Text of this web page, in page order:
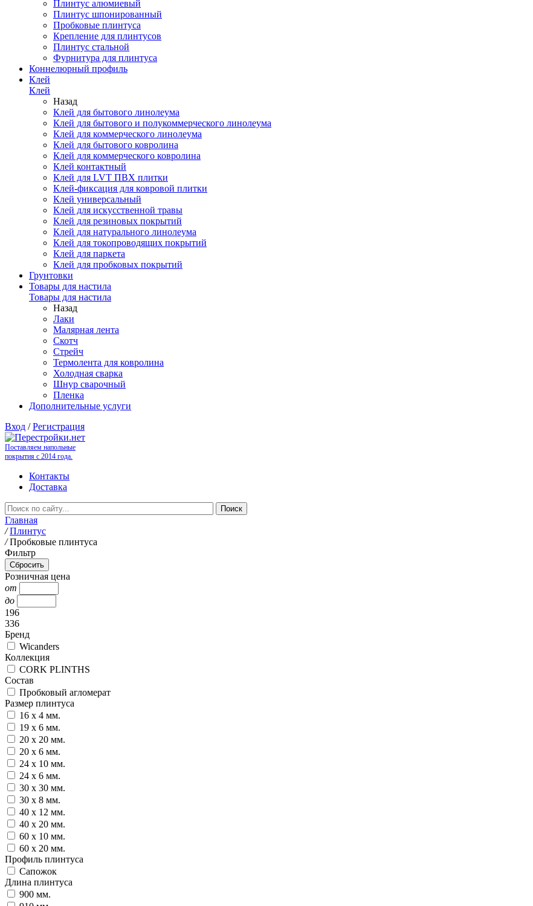
Плинтус алюмиевый
Плинтус шпонированный
Пробковые плинтуса
Крепление для плинтусов
Плинтус стальной
Фурнитура для плинтуса
Коннелюрный профиль
Клей
Клей
Назад
Клей для бытового линолеума
Клей для бытового и полукоммерческого линолеума
Клей для коммерческого линолеума
Клей для бытового ковролина
Клей для коммерческого ковролина
Клей контактный
Клей для LVT ПВХ плитки
Клей-фиксация для ковровой плитки
Клей универсальный
Клей для искусственной травы
Клей для резиновых покрытий
Клей для натурального линолеума
Клей для токопроводящих покрытий
Клей для паркета
Клей для пробковых покрытий
Грунтовки
Товары для настила
Товары для настила
Назад
Лаки
Малярная лента
Скотч
Стрейч
Термолента для ковролина
Холодная сварка
Шнур сварочный
Пленка
Дополнительные услуги
Вход /Регистрация
Поставляем напольные
покрытия с 2014 года.
Контакты
Доставка
Главная
/ Плинтус
/ Пробковые плинтуса
Фильтр
Розничная цена
от
до
196
336
Бренд
Wicanders
Коллекция
CORK PLINTHS
Состав
Пробковый агломерат
Размер плинтуса
16 x 4 мм.
19 x 6 мм.
20 x 20 мм.
20 x 6 мм.
24 x 10 мм.
24 x 6 мм.
30 x 30 мм.
30 x 8 мм.
40 x 12 мм.
40 x 20 мм.
60 x 10 мм.
60 x 20 мм.
Профиль плинтуса
Сапожок
Длина плинтуса
900 мм.